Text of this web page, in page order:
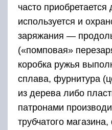
часто
используется и
заряжания —
(«помповая»
коробка ружья
сплава, фурнитура
из дерева либо
патронами
трубчатого